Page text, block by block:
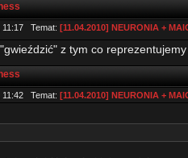
11:17 Temat: [11.04.2010] NEURONIA +
z tym co reprezentujemy
11:42 Temat: [11.04.2010] NEURONIA +